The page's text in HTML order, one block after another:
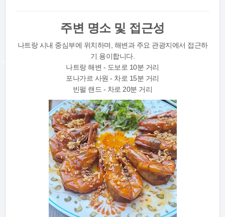
주변 명소 및 접근성
나트랑 시내 중심부에 위치하며, 해변과 주요 관광지에서 접근하
기 용이합니다.
나트랑 해변 - 도보로 10분 거리
포나가르 사원 - 차로 15분 거리
빈펄 랜드 - 차로 20분 거리